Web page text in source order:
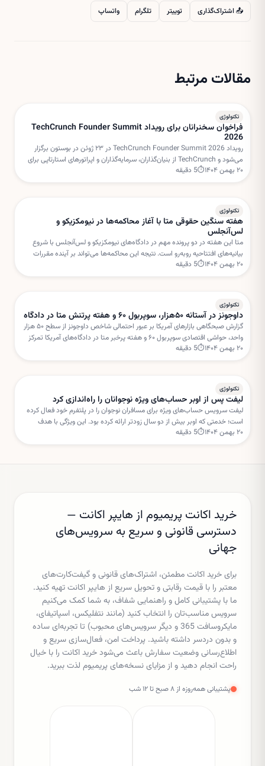
📤 اشتراک‌گذاری توییتر تلگرام واتساپ
مقالات مرتبط
تکنولوژی
فراخوان سخنرانان برای رویداد TechCrunch Founder Summit
2026
رویداد TechCrunch Founder Summit 2026 در ۲۳ ژوئن در بوستون برگزار
می‌شود و TechCrunch از بنیان‌گذاران، سرمایه‌گذاران و اپراتورهای استارتاپی برای
هدایت میزگردهای تعاملی دعوت کرده است.
۲۰ بهمن ۱۴۰۴ ⏱
5 دقیقه
تکنولوژی
هفته سنگین حقوقی متا با آغاز محاکمه‌ها در نیومکزیکو و
لس‌آنجلس
متا این هفته در دو پرونده مهم در دادگاه‌های نیومکزیکو و لس‌آنجلس با شروع
بیانیه‌های افتتاحیه روبه‌رو است. نتیجه این محاکمه‌ها می‌تواند بر آینده مقررات
شبکه‌های اجتماعی و مسئولیت پلتفرم‌ها تأثیر بگذارد.
۲۰ بهمن ۱۴۰۴ ⏱
5 دقیقه
تکنولوژی
داوجونز در آستانه ۵۰هزار، سوپربول ۶۰ و هفته پرتنش متا در دادگاه
گزارش صبحگاهی بازارهای آمریکا بر عبور احتمالی شاخص داوجونز از سطح ۵۰ هزار
واحد، حواشی اقتصادی سوپربول ۶۰ و هفته پرخبر متا در دادگاه‌های آمریکا تمرکز
دارد. این تحولات می‌تواند مسیر سهام فناوری را در کوتاه‌مدت تحت تأثیر قرار دهد.
۲۰ بهمن ۱۴۰۴ ⏱
5 دقیقه
تکنولوژی
لیفت پس از اوبر حساب‌های ویژه نوجوانان را راه‌اندازی کرد
لیفت سرویس حساب‌های ویژه برای مسافران نوجوان را در پلتفرم خود فعال کرده
است؛ خدمتی که اوبر بیش از دو سال زودتر ارائه کرده بود. این ویژگی با هدف
افزایش امنیت و نظارت والدین طراحی شده است.
۲۰ بهمن ۱۴۰۴ ⏱
5 دقیقه
خرید اکانت پریمیوم از هایپر اکانت —
دسترسی قانونی و سریع به سرویس‌های
جهانی
برای خرید اکانت مطمئن، اشتراک‌های قانونی و گیفت‌کارت‌های
معتبر را با قیمت رقابتی و تحویل سریع از هایپر اکانت تهیه کنید.
ما با پشتیبانی کامل و راهنمایی شفاف، به شما کمک می‌کنیم
سرویس مناسب‌تان را انتخاب کنید (مانند نتفلیکس، اسپاتیفای،
مایکروسافت 365 و دیگر سرویس‌های محبوب) تا تجربه‌ای ساده
و بدون دردسر داشته باشید. پرداخت امن، فعال‌سازی سریع و
اطلاع‌رسانی وضعیت سفارش باعث می‌شود خرید اکانت را با خیال
راحت انجام دهید و از مزایای نسخه‌های پریمیوم لذت ببرید.
پشتیبانی همه‌روزه از ۸ صبح تا ۱۲ شب